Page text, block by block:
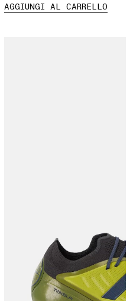
AGGIUNGI AL CARRELLO